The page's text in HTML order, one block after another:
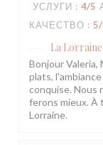
УСЛУГИ : 4/5
КАЧЕСТВО : 5
La Lorraine
Bonjour Valeria,
plats,
conquise. Nous
ferons mieux. À
Lorraine.